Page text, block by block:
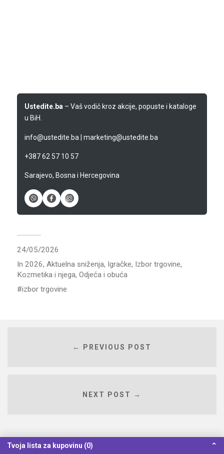
Ustedite.ba– Vaš vodič kroz akcije, popuste i kataloge
u BiH.
info@ustedite.ba marketing@ustedite.ba
+387 62 57 10 57
Sarajevo, Bosna i Hercegovina
24/05/2026
In 2026, Aktuelna sniženja, Igračke, Izbor trgovine,
Kozmetika i njega, Odjeća i obuća
izbor trgovine
← PREVIOUS POST
NEXT POST →
Tvoja lista za kupovinu (0) ⌃